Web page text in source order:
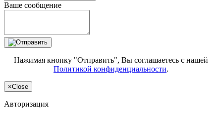
Ваше сообщение
Нажимая кнопку "Отправить", Вы соглашаетесь с нашей
Политикой конфиденциальности.
×Close
Авторизация